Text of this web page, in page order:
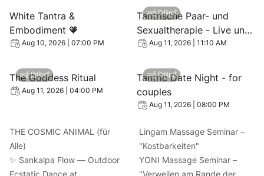
View event: White Tantra & Embodiment 🧡
White Tantra &
Embodiment 🧡
Aug 10, 2026 | 07:00 PM
View event: Tantrische
कई तिथियाँ
Tantrische Paar- und
Sexualtherapie - Live und
onlineAug 11, 2026 | 11:10 AM
View event: The Goddess Ritual
कई तिथियाँ
The Goddess Ritual
Aug 11, 2026 | 04:00 PM
View event: Tantric Date
कई तिथियाँ
Tantric Date Night - for
couples
Aug 11, 2026 | 08:00 PM
THE COSMIC ANIMAL (für
Alle)
✨ Sankalpa Flow — Outdoor
Ecstatic Dance at
Lingam Massage Seminar –
"Kostbarkeiten"
YONI Massage Seminar –
"Verweilen am Rande der